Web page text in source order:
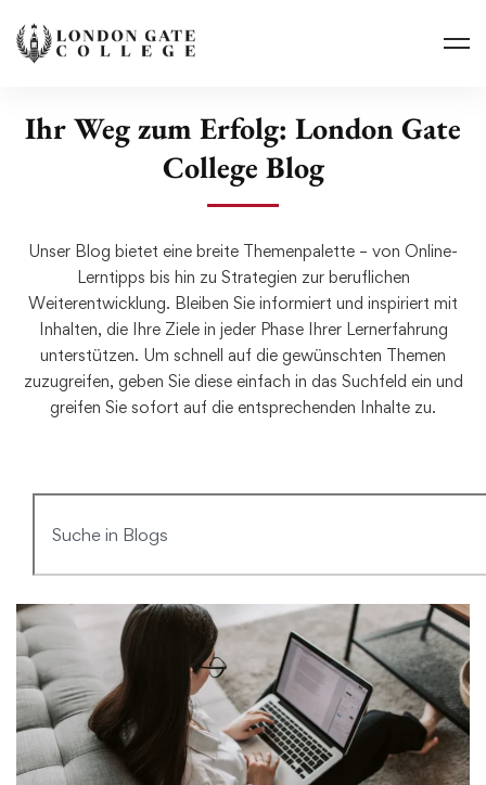
Ihr Weg zum Erfolg: London Gate
College Blog
Unser Blog bietet eine breite Themenpalette – von Online-
Lerntipps bis hin zu Strategien zur beruflichen
Weiterentwicklung. Bleiben Sie informiert und inspiriert mit
Inhalten, die Ihre Ziele in jeder Phase Ihrer Lernerfahrung
unterstützen. Um schnell auf die gewünschten Themen
zuzugreifen, geben Sie diese einfach in das Suchfeld ein und
greifen Sie sofort auf die entsprechenden Inhalte zu.